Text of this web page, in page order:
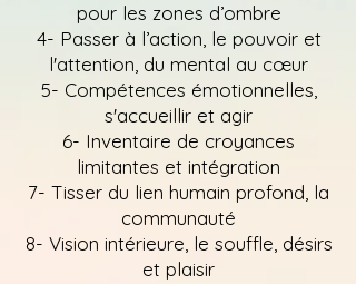
pour les zones d’ombre
4- Passer à l’action, le pouvoir et
l'attention, du mental au cœur
5- Compétences émotionnelles,
s'accueillir et agir
6- Inventaire de croyances
limitantes et intégration
7- Tisser du lien humain profond, la
communauté
8- Vision intérieure, le souffle, désirs
et plaisir